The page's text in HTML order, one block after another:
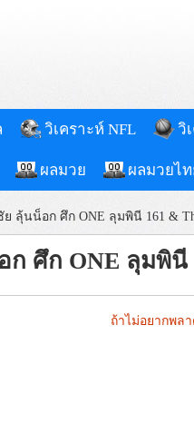
วิเคราะห์ NFL วิ
ผลมวย ผลมวยไ
ลุ้นน็อก ศึก ONE ลุมพินี 161 &
ศึก ONE ลุมพินี
ถ้าไม่อยากพล